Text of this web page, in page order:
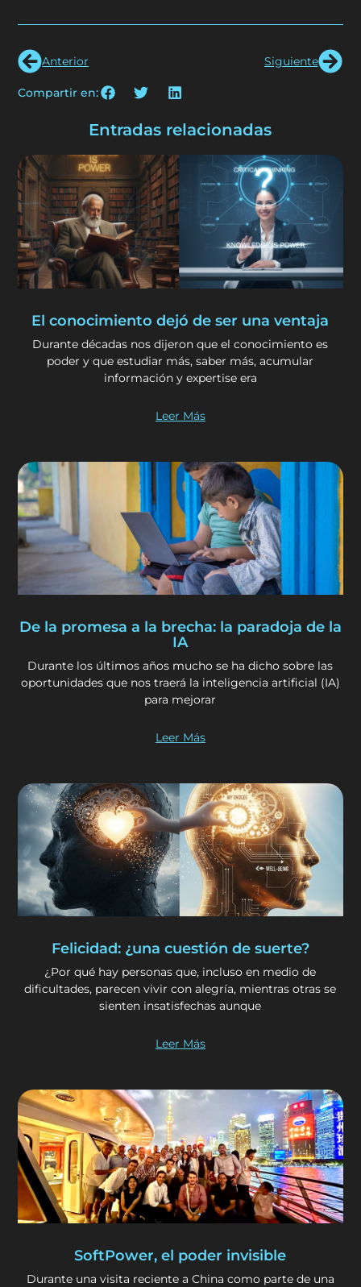
Anterior Siguiente
Compartir en:
Entradas relacionadas
El conocimiento dejó de ser una ventaja
Durante décadas nos dijeron que el conocimiento es
poder y que estudiar más, saber más, acumular
información y expertise era
Leer Más
De la promesa a la brecha: la paradoja de la
IA
Durante los últimos años mucho se ha dicho sobre las
oportunidades que nos traerá la inteligencia artificial (IA)
para mejorar
Leer Más
Felicidad: ¿una cuestión de suerte?
¿Por qué hay personas que, incluso en medio de
dificultades, parecen vivir con alegría, mientras otras se
sienten insatisfechas aunque
Leer Más
SoftPower, el poder invisible
Durante una visita reciente a China como parte de una